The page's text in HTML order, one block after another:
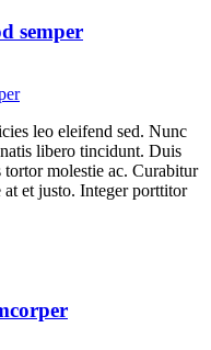
semper
leo eleifend sed. Nunc
libero tincidunt. Duis
molestie ac. Curabitur
et justo. Integer porttitor